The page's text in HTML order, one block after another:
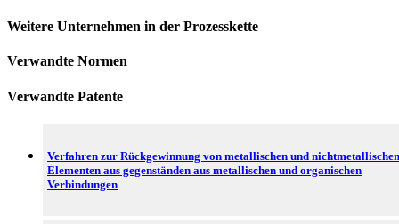
Weitere Unternehmen in der Prozesskette
Verwandte Normen
Verwandte Patente
Verfahren zur Rückgewinnung von metallischen und nichtmetallischen
Elementen aus gegenständen aus metallischen und organischen
Verbindungen